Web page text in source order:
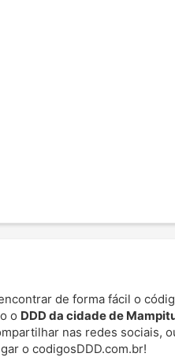
de forma fácil o
o DDD da cidade de
nas redes sociais,
o codigosDDD.com.br!